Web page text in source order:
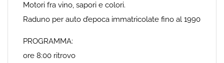
Motori fra vino, sapori e colori.
Raduno per auto d’epoca immatricolate fino al 1990
PROGRAMMA:
ore 8:00 ritrovo